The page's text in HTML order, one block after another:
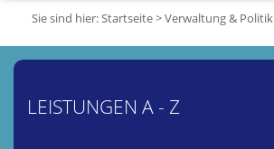
Sie sind hier:Startseite>Verwaltung & Politik
LEISTUNGEN A - Z